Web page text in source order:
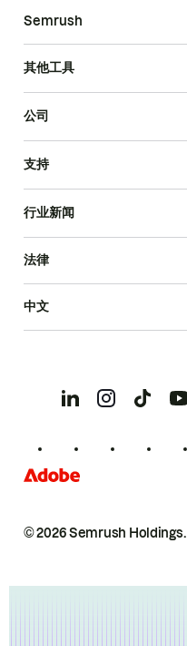
Semrush
其他工具
公司
支持
行业新闻
© 2026 Semrush Holdings.
法律
中文